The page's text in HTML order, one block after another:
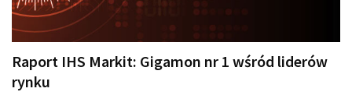
Raport IHS Markit: Gigamon nr 1 wśród liderów
rynku